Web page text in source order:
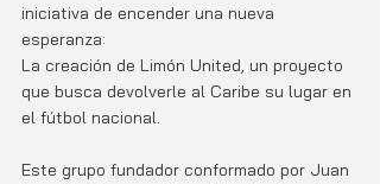
iniciativa de encender una nueva
esperanza:
La creación de Limón United, un proyecto
que busca devolverle al Caribe su lugar en
el fútbol nacional.
Este grupo fundador conformado por Juan